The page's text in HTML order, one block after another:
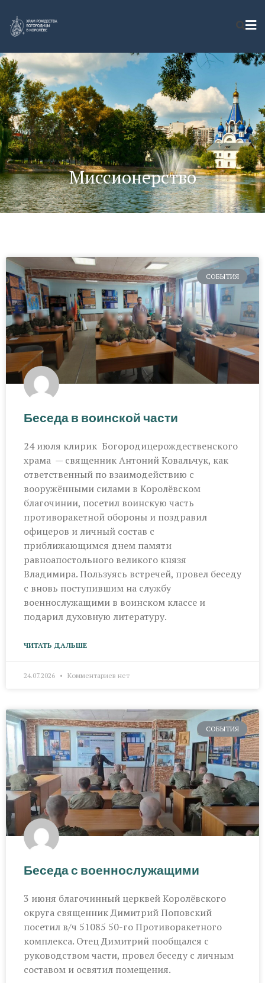
Миссионерство
СОБЫТИЯ
Беседа в воинской части
24 июля клирик Богородицерождественского
храма — священник Антоний Ковальчук, как
ответственный по взаимодействию с
вооружёнными силами в Королёвском
благочинии, посетил воинскую часть
противоракетной обороны и поздравил
офицеров и личный состав с
приближающимся днем памяти
равноапостольного великого князя
Владимира. Пользуясь встречей, провел беседу
с вновь поступившим на службу
военнослужащими в воинском классе и
подарил духовную литературу.
ЧИТАТЬ ДАЛЬШЕ
24.07.2026 Комментариев нет
СОБЫТИЯ
Беседа с военнослужащими
3 июня благочинный церквей Королёвского
округа священник Димитрий Поповский
посетил в/ч 51085 50-го Противоракетного
комплекса. Отец Димитрий пообщался с
руководством части, провел беседу с личным
составом и освятил помещения.